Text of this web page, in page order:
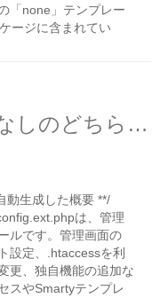
「none」テンプレー
ージに含まれてい
SOY CMSでwwwありとなしのどちらでもアクセスできるサイトでの管理画面の対応
動生成した概要 **/
は、管理
ルです。管理画面の
設定、.htaccessを利
更、独自機能の追加な
スやSmartyテンプレ